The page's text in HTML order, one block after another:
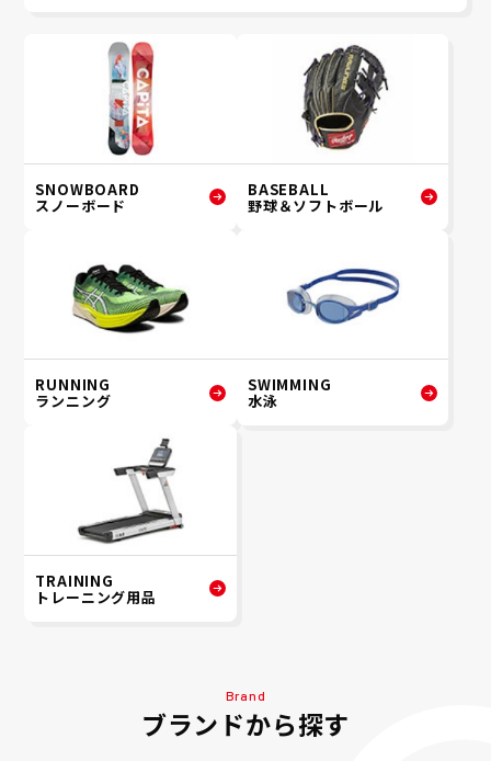
SNOWBOARD
スノーボード
BASEBALL
野球＆ソフトボール
RUNNING
ランニング
SWIMMING
水泳
TRAINING
トレーニング用品
Brand
ブランドから探す